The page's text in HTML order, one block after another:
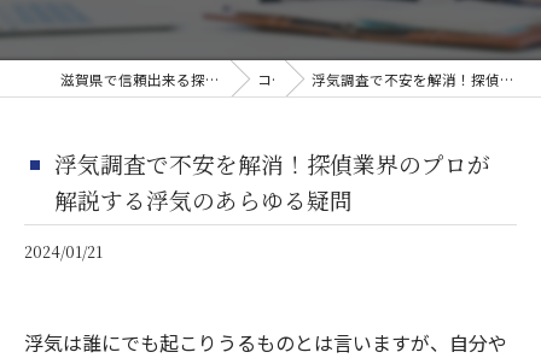
滋賀県で信頼出来る探偵なら滋賀クリスタル探偵事務所 コラム 浮気調査で不安を解消！探偵業界のプロが解説する浮気のあらゆる疑問
浮気調査で不安を解消！探偵業界のプロが
解説する浮気のあらゆる疑問
2024/01/21
浮気は誰にでも起こりうるものとは言いますが、自分や